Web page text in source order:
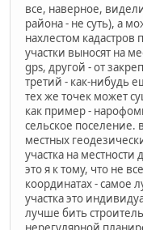
все, наверное,
района - не суть), а
нахлестом
участки выносят на
gps, другой - от
третий - как-нибудь
тех же точек может
как пример -
сельское поселение.
местных
участка на местности
это я к тому, что не
координатах - самое
участка это
лучше бить